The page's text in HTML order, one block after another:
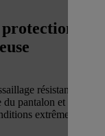
résistant avec
du pantalon et des
extrêmes peut